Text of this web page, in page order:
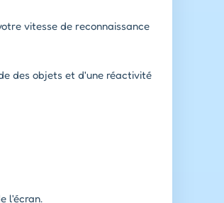
vitesse de reconnaissance
des objets et d'une réactivité
l'écran.